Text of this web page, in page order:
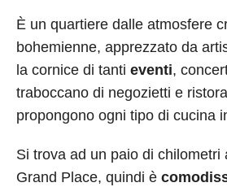
È un quartiere dalle atmosfere
bohemienne, apprezzato da
la cornice di tanti eventi,
traboccano di negozietti e
propongono ogni tipo di cucina
Si trova ad un paio di chilometri
Grand Place, quindi è